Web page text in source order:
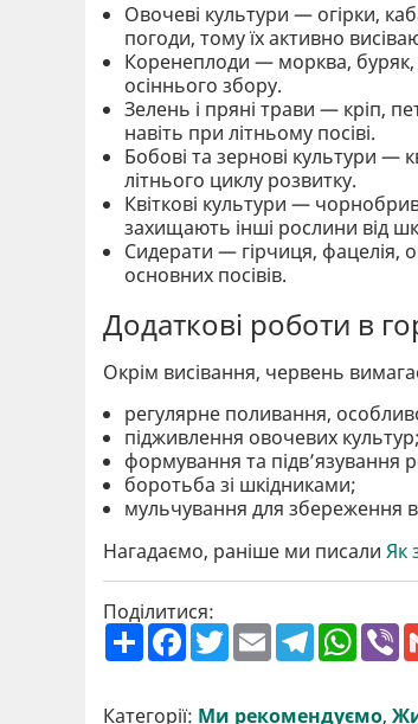
Овочеві культури — огірки,
погоди, тому їх активно
Коренеплоди — морква, буряк,
осіннього збору.
Зелень і пряні трави — кріп,
навіть при літньому посіві.
Бобові та зернові культури —
літнього циклу розвитку.
Квіткові культури —
захищають інші рослини від
Сидерати — гірчиця, фацелія,
основних посівів.
Додаткові роботи в
Окрім висівання, червень
регулярне поливання,
підживлення овочевих культур;
формування та підв’язування
боротьба зі шкідниками;
мульчування для збереження
Нагадаємо, раніше ми писали Як
Поділитися:
П
о
р
F
a
b
T
w
E
m
l
T
e
g
W
h
s
V
r
Категорії: Ми рекомендуємо,